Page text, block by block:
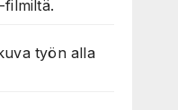
filmiltä.
työn alla